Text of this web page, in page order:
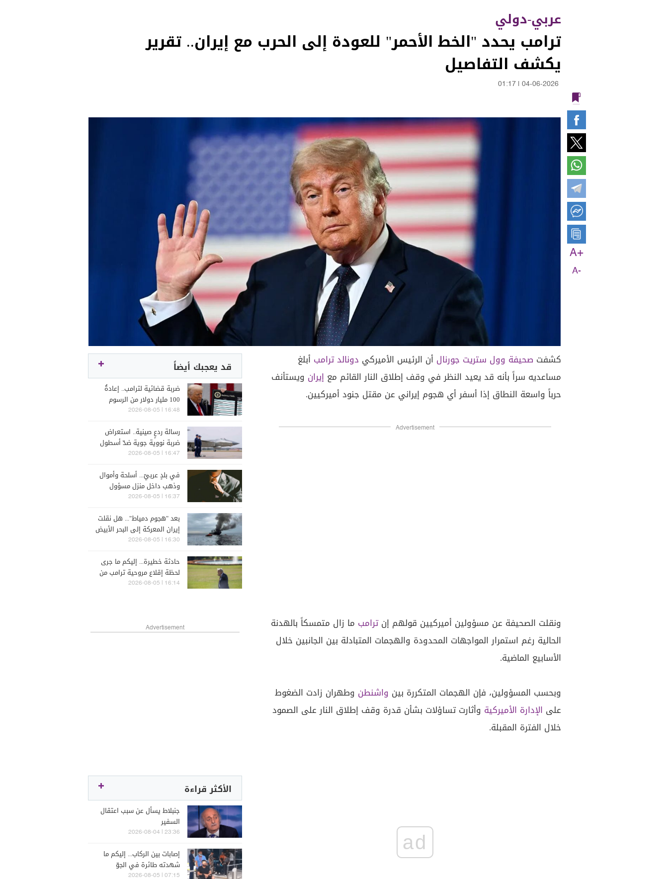
عربي-دولي
ترامب يحدد "الخط الأحمر" للعودة إلى الحرب مع إيران.. تقرير
يكشف التفاصيل
04-06-2026
01:17
A+
A-
كشفت صحيفة وول ستريت جورنال أن الرئيس الأميركي دونالد ترامب أبلغ
مساعديه سراً بأنه قد يعيد النظر في وقف إطلاق النار القائم مع إيران ويستأنف
حرباً واسعة النطاق إذا أسفر أي هجوم إيراني عن مقتل جنود أميركيين.
Advertisement
ونقلت الصحيفة عن مسؤولين أميركيين قولهم إن ترامب ما زال متمسكاً بالهدنة
الحالية رغم استمرار المواجهات المحدودة والهجمات المتبادلة بين الجانبين خلال
الأسابيع الماضية.
وبحسب المسؤولين، فإن الهجمات المتكررة بين واشنطن وطهران زادت الضغوط
على الإدارة الأميركية وأثارت تساؤلات بشأن قدرة وقف إطلاق النار على الصمود
خلال الفترة المقبلة.
ad
قد يعجبك أيضاً
ضربة قضائية لترامب.. إعادةُ
100 مليار دولار من الرسوم
الجمركية
16:48 | 2026-08-05
رسالة ردعٍ صينية.. استعراض
ضربة نووية جوية ضدّ أسطول
معاد
16:47 | 2026-08-05
في بلدٍ عربيّ... أسلحة وأموال
وذهب داخل منزل مسؤول
سابق
16:37 | 2026-08-05
بعد "هجوم دمياط"... هل نقلت
إيران المعركة إلى البحر الأبيض
المتوسط؟
16:30 | 2026-08-05
حادثة خطيرة... إليكم ما جرى
لحظة إقلاع مروحية ترامب من
محيط البيت الأبيض
16:14 | 2026-08-05
Advertisement
الأكثر قراءة
جنبلاط يسأل عن سبب اعتقال
السفير
23:36 | 2026-08-04
إصابات بين الركاب... إليكم ما
شهدته طائرة في الجوّ
07:15 | 2026-08-05